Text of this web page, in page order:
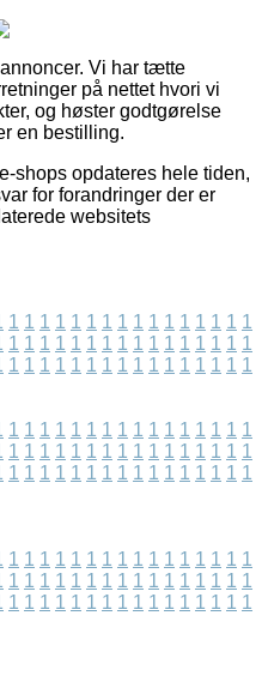
Vi har tætte
på nettet hvori vi
og høster godtgørelse
en bestilling.
shops opdateres hele tiden,
for forandringer der er
websitets
1 1 1 1 1 1 1 1 1 1 1 1 1 1 1 1
1 1 1 1 1 1 1 1 1 1 1 1 1 1 1 1
1 1 1 1 1 1 1 1 1 1 1 1 1 1 1 1
1 1 1 1 1 1 1 1 1 1 1 1 1 1 1 1
1 1 1 1 1 1 1 1 1 1 1 1 1 1 1 1
1 1 1 1 1 1 1 1 1 1 1 1 1 1 1 1
1 1 1 1 1 1 1 1 1 1 1 1 1 1 1 1
1 1 1 1 1 1 1 1 1 1 1 1 1 1 1 1
1 1 1 1 1 1 1 1 1 1 1 1 1 1 1 1